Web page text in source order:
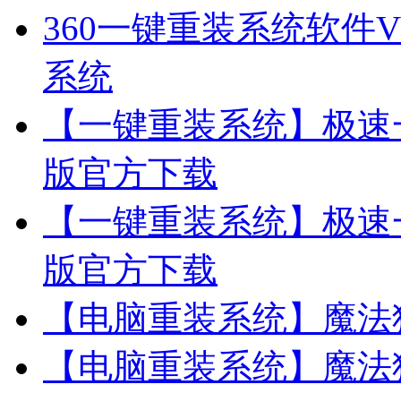
360一键重装系统软件
系统
【一键重装系统】极
版官方下载
【一键重装系统】极
版官方下载
【电脑重装系统】魔
【电脑重装系统】魔